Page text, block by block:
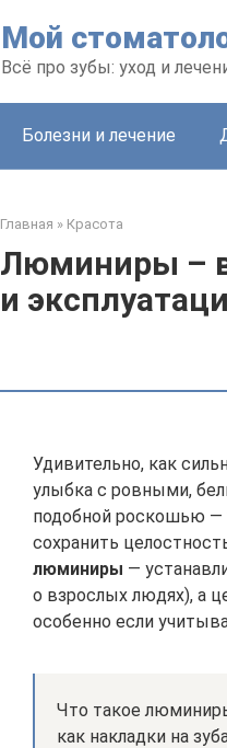
Мой
Всё про зубы: уход и
Болезни и лечение
Главная » Красота
Люминиры –
и
Удивительно, как
улыбка с ровными,
подобной роскошью —
сохранить
люминиры —
о взрослых людях), а
особенно если
Что такое
как накладки на